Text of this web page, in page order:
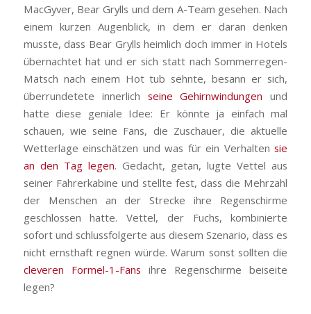
MacGyver, Bear Grylls und dem A-Team gesehen. Nach
einem kurzen Augenblick, in dem er daran denken
musste, dass Bear Grylls heimlich doch immer in Hotels
übernachtet hat und er sich statt nach Sommerregen-
Matsch nach einem Hot tub sehnte, besann er sich,
überrundetete innerlich seine Gehirnwindungen und
hatte diese geniale Idee: Er könnte ja einfach mal
schauen, wie seine Fans, die Zuschauer, die aktuelle
Wetterlage einschätzen und was für ein Verhaltensie
an den Tag legen. Gedacht, getan, lugte Vettel aus
seiner Fahrerkabine und stellte fest, dass die Mehrzahl
der Menschen an der Strecke ihre Regenschirme
geschlossen hatte. Vettel, der Fuchs, kombinierte
sofort und schlussfolgerte aus diesem Szenario, dass es
nicht ernsthaft regnen würde. Warum sonst sollten die
cleveren Formel-1-Fans ihre Regenschirme beiseite
legen?